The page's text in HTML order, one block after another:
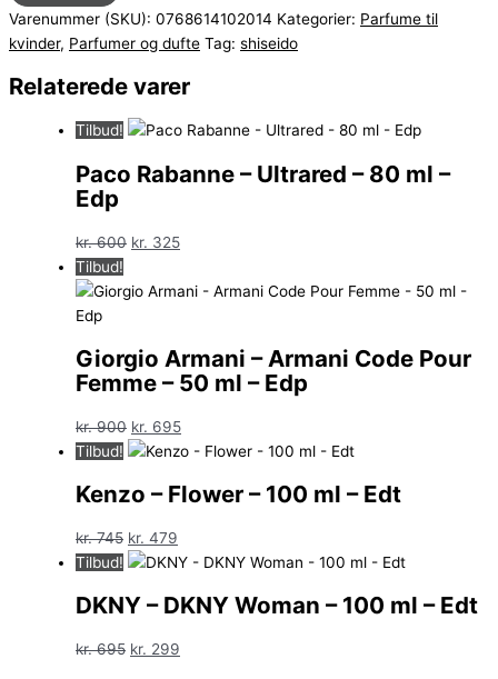
var:
kr. 770.
er:
kr. 389.
Varenummer (SKU): 0768614102014 Kategorier: Parfume til
kvinder, Parfumer og dufte Tag: shiseido
Relaterede varer
Tilbud!
Paco Rabanne – Ultrared – 80 ml –
Edp
kr.600 Den
pris
kr. 325Den
pris
Tilbud!
Giorgio Armani – Armani Code Pour
Femme – 50 ml – Edp
kr.900 Den
oprindelige
var:
kr. 695Den
aktuelle
er:
Tilbud!
Kenzo – Flower – 100 ml – Edt
kr.745 Den
oprindelige
var:
kr. 479
aktuelle
er:
Tilbud!
DKNY – DKNY Woman – 100 ml – Edt
kr.695 Den
kr. 299